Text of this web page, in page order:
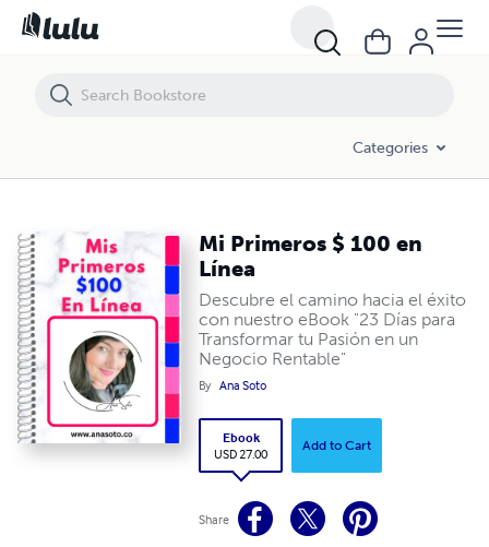
Categories
Mi Primeros $ 100 en
Línea
Descubre el camino hacia el éxito
con nuestro eBook "23 Días para
Transformar tu Pasión en un
Negocio Rentable"
By Ana Soto
Ebook
USD 27.00
Add to Cart
Share
Mi Primeros $ 100 en Línea